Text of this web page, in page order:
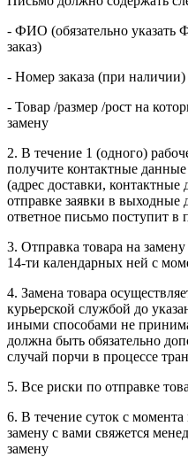
- ФИО (обязательно
заказ)
- Номер заказа (при наличии)
- Товар /размер /рост на
замену
2. В течение 1 (одного)
получите контактные
(адрес доставки,
отправке заявки в выходные
ответное письмо поступит в
3. Отправка товара на
14-ти календарных ней с
4. Замена товара
курьерской службой до
иными способами не
должна быть обязательно
случай порчи в процессе
5. Все риски по отправке
6. В течение суток с
замену с вами свяжется
замену